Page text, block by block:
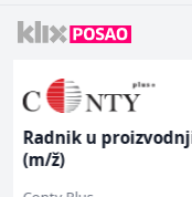
Električar - Radnik
tehničkom